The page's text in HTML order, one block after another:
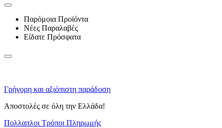
Παρόμοια Προϊόντα
Νέες Παραλαβές
Είδατε Πρόσφατα
Γρήγορη και αξιόπιστη παράδοση
Αποστολές σε όλη την Ελλάδα!
Πολλαπλοι Τρόποι Πληρωμής